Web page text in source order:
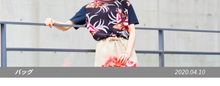
バッグ 2020.04.10